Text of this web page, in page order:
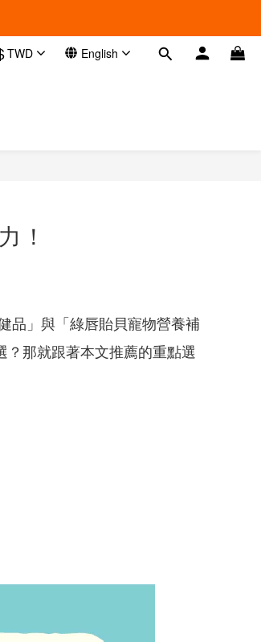
TWD English
！
品」與「綠唇貽貝寵物營養補
那就跟著本文推薦的重點選